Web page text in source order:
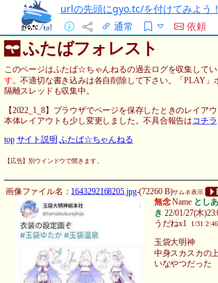
urlの先頭にgyo.tc/を付けてみよう！
通常
依頼